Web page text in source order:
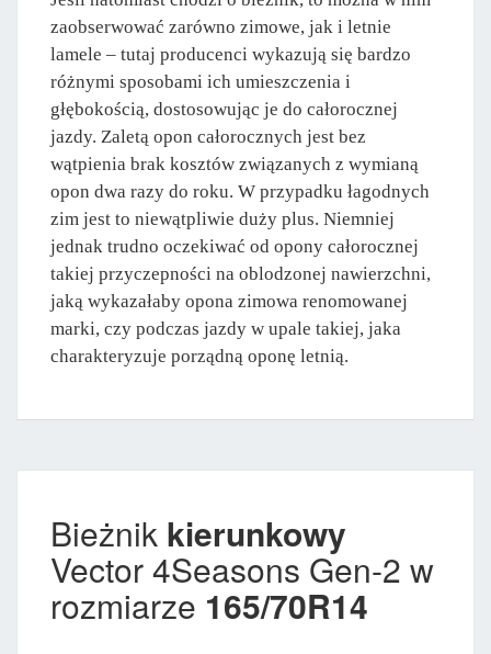
zaobserwować zarówno zimowe, jak i letnie
lamele – tutaj producenci wykazują się bardzo
różnymi sposobami ich umieszczenia i
głębokością, dostosowując je do całorocznej
jazdy. Zaletą opon całorocznych jest bez
wątpienia brak kosztów związanych z wymianą
opon dwa razy do roku. W przypadku łagodnych
zim jest to niewątpliwie duży plus. Niemniej
jednak trudno oczekiwać od opony całorocznej
takiej przyczepności na oblodzonej nawierzchni,
jaką wykazałaby opona zimowa renomowanej
marki, czy podczas jazdy w upale takiej, jaka
charakteryzuje porządną oponę letnią.
Bieżnik kierunkowy
Vector 4Seasons Gen-2 w
rozmiarze 165/70R14